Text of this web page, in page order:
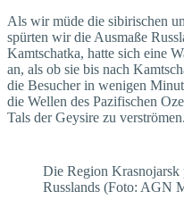
Als wir müde die sibirischen
spürten wir die Ausmaße
Kamtschatka, hatte sich eine
an, als ob sie bis nach
die Besucher in wenigen
die Wellen des Pazifischen
Tals der Geysire zu verströmen.
Die Region Krasnojarsk
Russlands (Foto: AGN